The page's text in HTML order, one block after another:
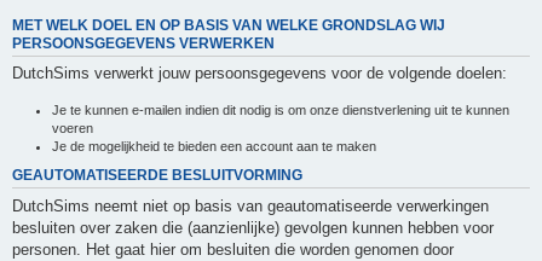
MET WELK DOEL EN OP BASIS VAN WELKE GRONDSLAG WIJ
PERSOONSGEGEVENS VERWERKEN
DutchSims verwerkt jouw persoonsgegevens voor de volgende doelen:
Je te kunnen e-mailen indien dit nodig is om onze dienstverlening uit te kunnen
voeren
Je de mogelijkheid te bieden een account aan te maken
GEAUTOMATISEERDE BESLUITVORMING
DutchSims neemt niet op basis van geautomatiseerde verwerkingen
besluiten over zaken die (aanzienlijke) gevolgen kunnen hebben voor
personen. Het gaat hier om besluiten die worden genomen door